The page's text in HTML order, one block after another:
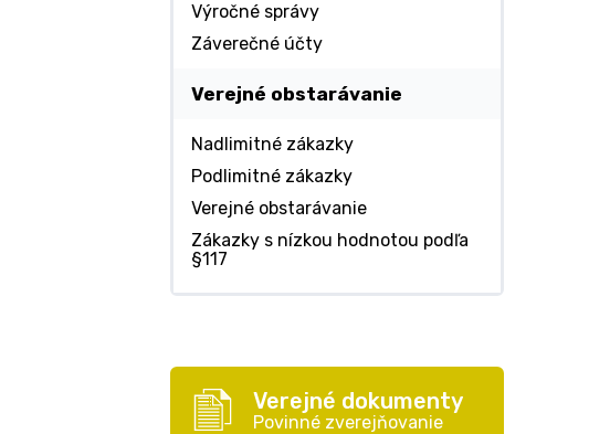
Výročné správy
Záverečné účty
Verejné obstarávanie
Nadlimitné zákazky
Podlimitné zákazky
Verejné obstarávanie
Zákazky s nízkou hodnotou podľa
§117
Verejné dokumenty
Povinné zverejňovanie